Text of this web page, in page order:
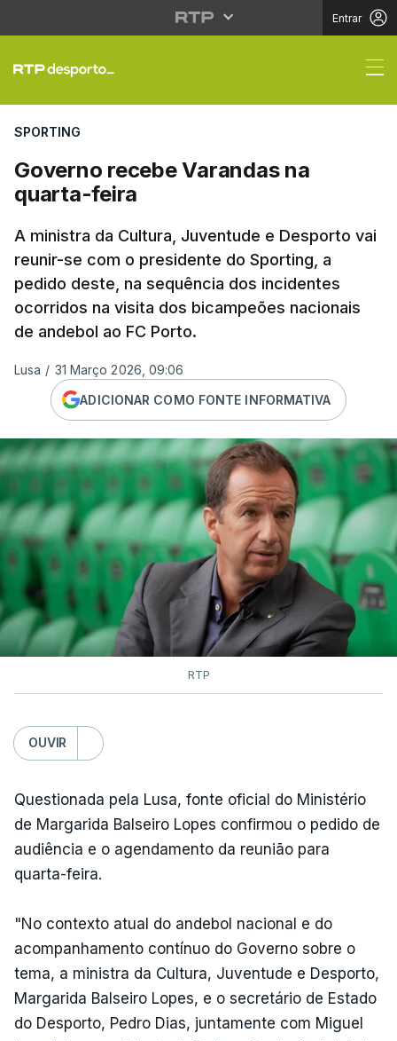
Entrar
Governo recebe
SPORTING
Governo recebe Varandas na
quarta-feira
A ministra da Cultura, Juventude e Desporto vai
reunir-se com o presidente do Sporting, a
pedido deste, na sequência dos incidentes
ocorridos na visita dos bicampeões nacionais
de andebol ao FC Porto.
Lusa / 31 Março 2026, 09:06
ADICIONAR COMO FONTE INFORMATIVA
RTP
OUVIR
Questionada pela Lusa, fonte oficial do Ministério
de Margarida Balseiro Lopes confirmou o pedido de
audiência e o agendamento da reunião para
quarta-feira.
"No contexto atual do andebol nacional e do
acompanhamento contínuo do Governo sobre o
tema, a ministra da Cultura, Juventude e Desporto,
Margarida Balseiro Lopes, e o secretário de Estado
do Desporto, Pedro Dias, juntamente com Miguel